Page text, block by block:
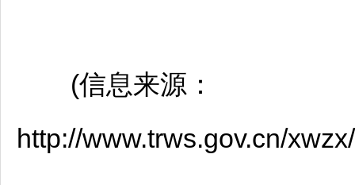
(信息来源：
http://www.trws.gov.cn/